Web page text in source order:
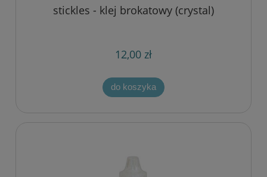
stickles - klej brokatowy (crystal)
12,00 zł
do koszyka